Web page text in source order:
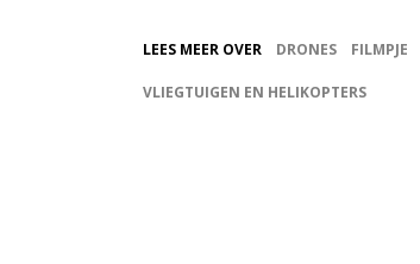
LEES MEER OVER DRONES FILMPJE
VLIEGTUIGEN EN HELIKOPTERS